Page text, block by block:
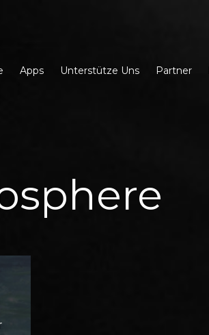
Apps Unterstütze Uns Partner